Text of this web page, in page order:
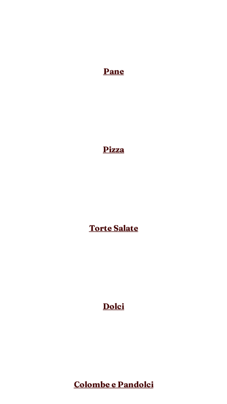
Pane
Pizza
Torte Salate
Dolci
Colombe e Pandolci